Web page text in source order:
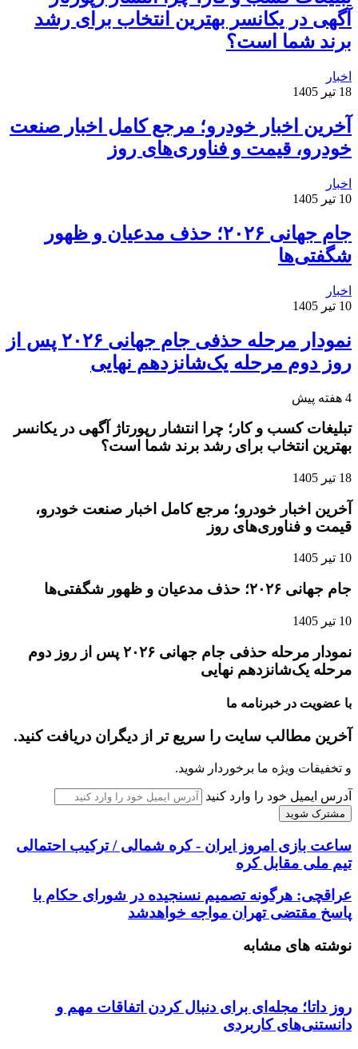
آگهی در یکانسر بهترین انتخاب برای رشد
برند شما است؟
اخبار
18 تیر 1405
آخرین اخبار خودرو؛ مرجع کامل اخبار صنعت
خودرو، قیمت و فناوری‌های روز
اخبار
10 تیر 1405
جام جهانی ۲۰۲۶؛ حذف مدعیان و ظهور
شگفتی‌ها
اخبار
10 تیر 1405
نمودار مرحله حذفی جام جهانی ۲۰۲۶ پس از
روز دوم مرحله یک‌شانزدهم نهایی
4 هفته پیش
تبلیغات کسب و کار؛ چرا انتشار رپورتاژ آگهی در یکانسر
بهترین انتخاب برای رشد برند شما است؟
18 تیر 1405
آخرین اخبار خودرو؛ مرجع کامل اخبار صنعت خودرو،
قیمت و فناوری‌های روز
10 تیر 1405
جام جهانی ۲۰۲۶؛ حذف مدعیان و ظهور شگفتی‌ها
10 تیر 1405
نمودار مرحله حذفی جام جهانی ۲۰۲۶ پس از روز دوم
مرحله یک‌شانزدهم نهایی
با عضویت در خبرنامه ما
آخرین مطالب سایت را سریع تر از دیگران دریافت کنید.
و تخفیفات ویژه ما برخوردار شوید.
آدرس ایمیل خود را وارد کنید
ساعت بازی امروز ایران - کره شمالی / ترکیب احتمالی
تیم ملی مقابل کره
عراقچی: هرگونه تصمیم نسنجیده در شورای حکام با
پاسخ مقتضی تهران مواجه خواهدشد
نوشته های مشابه
روز داتا؛ مجله‌ای برای دنبال کردن اتفاقات مهم و
دانستنی‌های کاربردی